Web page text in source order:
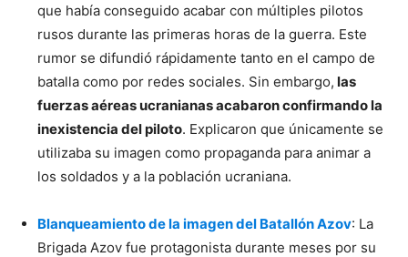
que había conseguido acabar con múltiples pilotos
rusos durante las primeras horas de la guerra. Este
rumor se difundió rápidamente tanto en el campo de
batalla como por redes sociales. Sin embargo, las
fuerzas aéreas ucranianas acabaron confirmando la
inexistencia del piloto. Explicaron que únicamente se
utilizaba su imagen como propaganda para animar a
los soldados y a la población ucraniana.
Blanqueamiento de la imagen del Batallón Azov: La
Brigada Azov fue protagonista durante meses por su